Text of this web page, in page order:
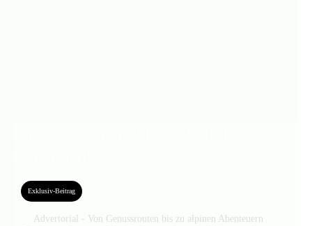
Exklusiv-Beitrag
Advertorial - Von Genussrouten bis zu alpinen Abenteuern